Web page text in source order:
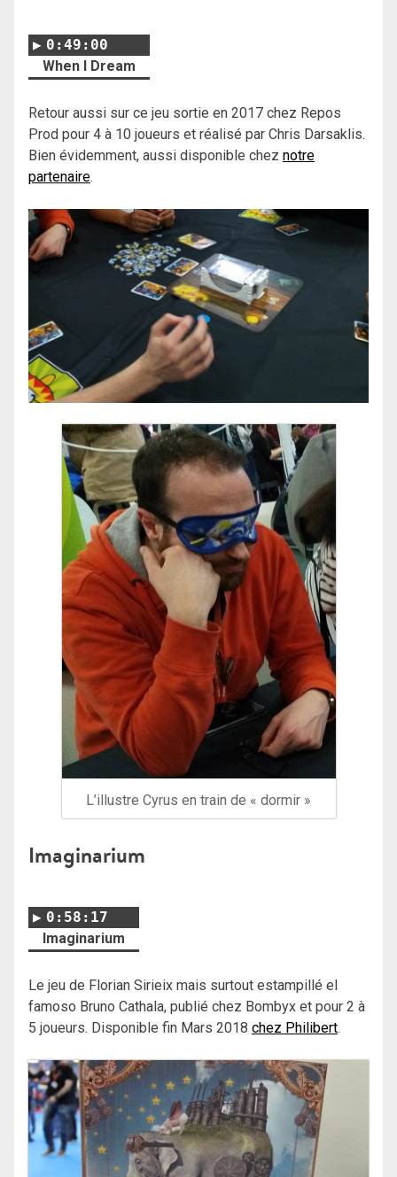
0:49:00
When I Dream
Retour aussi sur ce jeu sortie en 2017 chez Repos
Prod pour 4 à 10 joueurs et réalisé par Chris Darsaklis.
Bien évidemment, aussi disponible chez notre
partenaire.
L’illustre Cyrus en train de « dormir »
Imaginarium
0:58:17
Imaginarium
Le jeu de Florian Sirieix mais surtout estampillé el
famoso Bruno Cathala, publié chez Bombyx et pour 2 à
5 joueurs. Disponible fin Mars 2018 chez Philibert.